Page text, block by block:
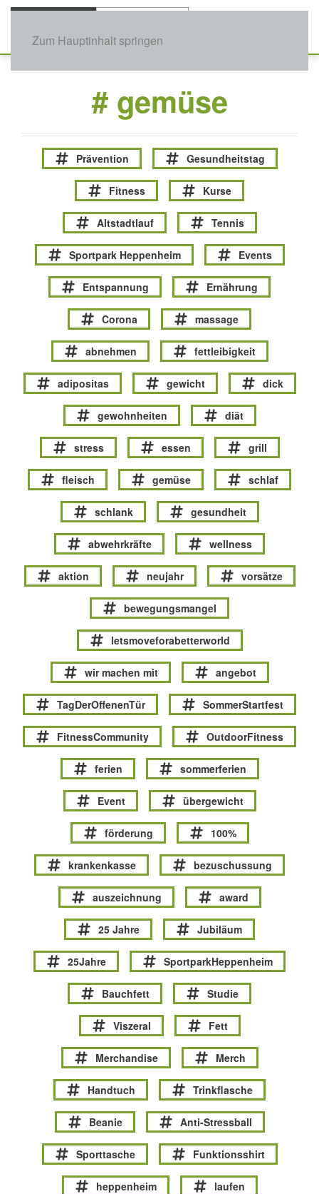
Zum Hauptinhalt springen
# gemüse
Prävention Gesundheitstag
Fitness Kurse
Altstadtlauf Tennis
Sportpark Heppenheim Events
Entspannung Ernährung
Corona massage
abnehmen fettleibigkeit
adipositas gewicht dick
gewohnheiten diät
stress essen grill
fleisch gemüse schlaf
schlank gesundheit
abwehrkräfte wellness
aktion neujahr vorsätze
bewegungsmangel
letsmoveforabetterworld
wir machen mit angebot
TagDerOffenenTür SommerStartfest
FitnessCommunity OutdoorFitness
ferien sommerferien
Event übergewicht
förderung 100%
krankenkasse bezuschussung
auszeichnung award
25 Jahre Jubiläum
25Jahre SportparkHeppenheim
Bauchfett Studie
Viszeral Fett
Merchandise Merch
Handtuch Trinkflasche
Beanie Anti-Stressball
Sporttasche Funktionsshirt
heppenheim laufen